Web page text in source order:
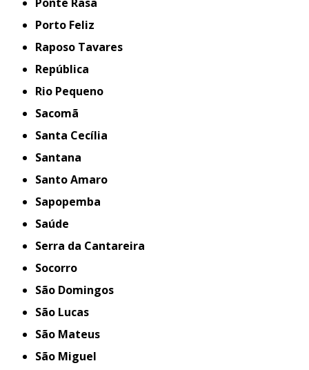
Porto Feliz
Raposo Tavares
República
Rio Pequeno
Sacomã
Santa Cecília
Santana
Santo Amaro
Sapopemba
Saúde
Serra da Cantareira
Socorro
São Domingos
São Lucas
São Mateus
São Miguel